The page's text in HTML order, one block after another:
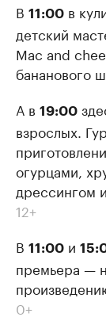
В 11:00 в
детский
Mac and
бананового
А в 19:00
взрослых.
огурцами,
дрессингом
12+
В 11:00 и
премьера —
0+